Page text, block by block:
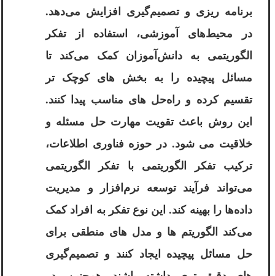
برنامه‌ ریزی و تصمیم‌گیری افزایش می‌دهد.
در محیط‌های آموزشی، استفاده از تفکر
الگوریتمی به دانش‌آموزان کمک می‌کند تا
مسائل پیچیده را به بخش ‌های کوچک ‌تر
تقسیم کرده و راه‌حل‌ های مناسب پیدا کنند.
این روش باعث تقویت مهارت حل مسئله و
خلاقیت می ‌شود. در حوزه فناوری اطلاعات،
ترکیب تفکر الگوریتمی با تفکر الگوریتمی
می‌تواند فرآیند توسعه نرم‌افزار و مدیریت
داده‌ها را بهینه کند. این نوع تفکر به افراد کمک
می‌کند الگوریتم ‌ها و مدل ‌های منطقی برای
حل مسائل پیچیده ایجاد کنند و تصمیم‌گیری